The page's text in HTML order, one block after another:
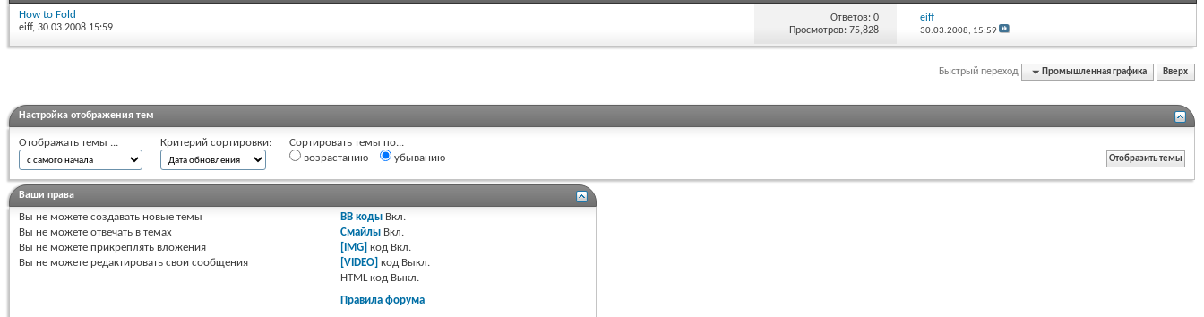
How to Fold
eiff, 30.03.2008 15:59
Ответов: 0
Просмотров: 75,828
eiff
30.03.2008, 15:59
Быстрый переход Промышленная графика Вверх
Настройка отображения тем
Отображать темы ... Критерий сортировки:
Сортировать темы по...
возрастанию
убыванию
Ваши права
Вы не можете создавать новые темы
Вы не можете отвечать в темах
Вы не можете прикреплять вложения
Вы не можете редактировать свои сообщения
BB коды Вкл.
Смайлы Вкл.
[IMG] код Вкл.
[VIDEO] код Выкл.
HTML код Выкл.
Правила форума